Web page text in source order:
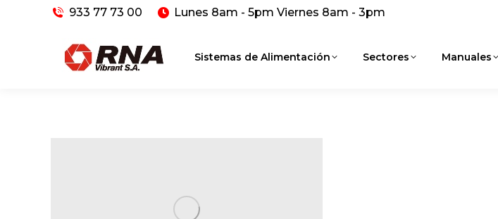
933 77 73 00 Lunes 8am - 5pm Viernes 8am - 3pm
Sistemas de Alimentación Sectores Manuales